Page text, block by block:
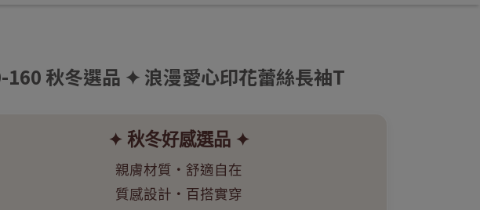
160 秋冬選品 ✦ 浪漫愛心印花蕾絲長袖T
✦ 秋冬好感選品 ✦
親膚材質・舒適自在
質感設計・百搭實穿